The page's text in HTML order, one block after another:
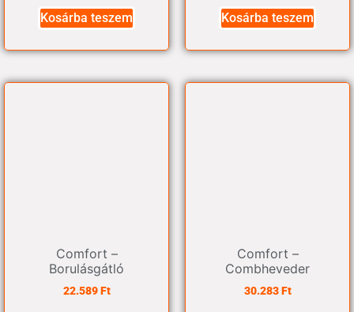
Kosárba teszem Kosárba teszem
Comfort –
Borulásgátló
22.589Ft
Comfort –
Combheveder
30.283Ft